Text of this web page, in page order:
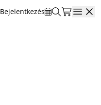
Bejelentkezés